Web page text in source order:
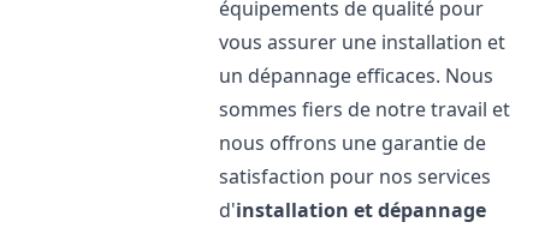
équipements de qualité pour
vous assurer une installation et
un dépannage efficaces. Nous
sommes fiers de notre travail et
nous offrons une garantie de
satisfaction pour nos services
d'installation et dépannage